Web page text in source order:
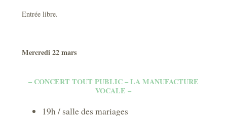
Entrée libre.
Mercredi 22 mars
– CONCERT TOUT PUBLIC – LA MANUFACTURE
VOCALE –
19h / salle des mariages